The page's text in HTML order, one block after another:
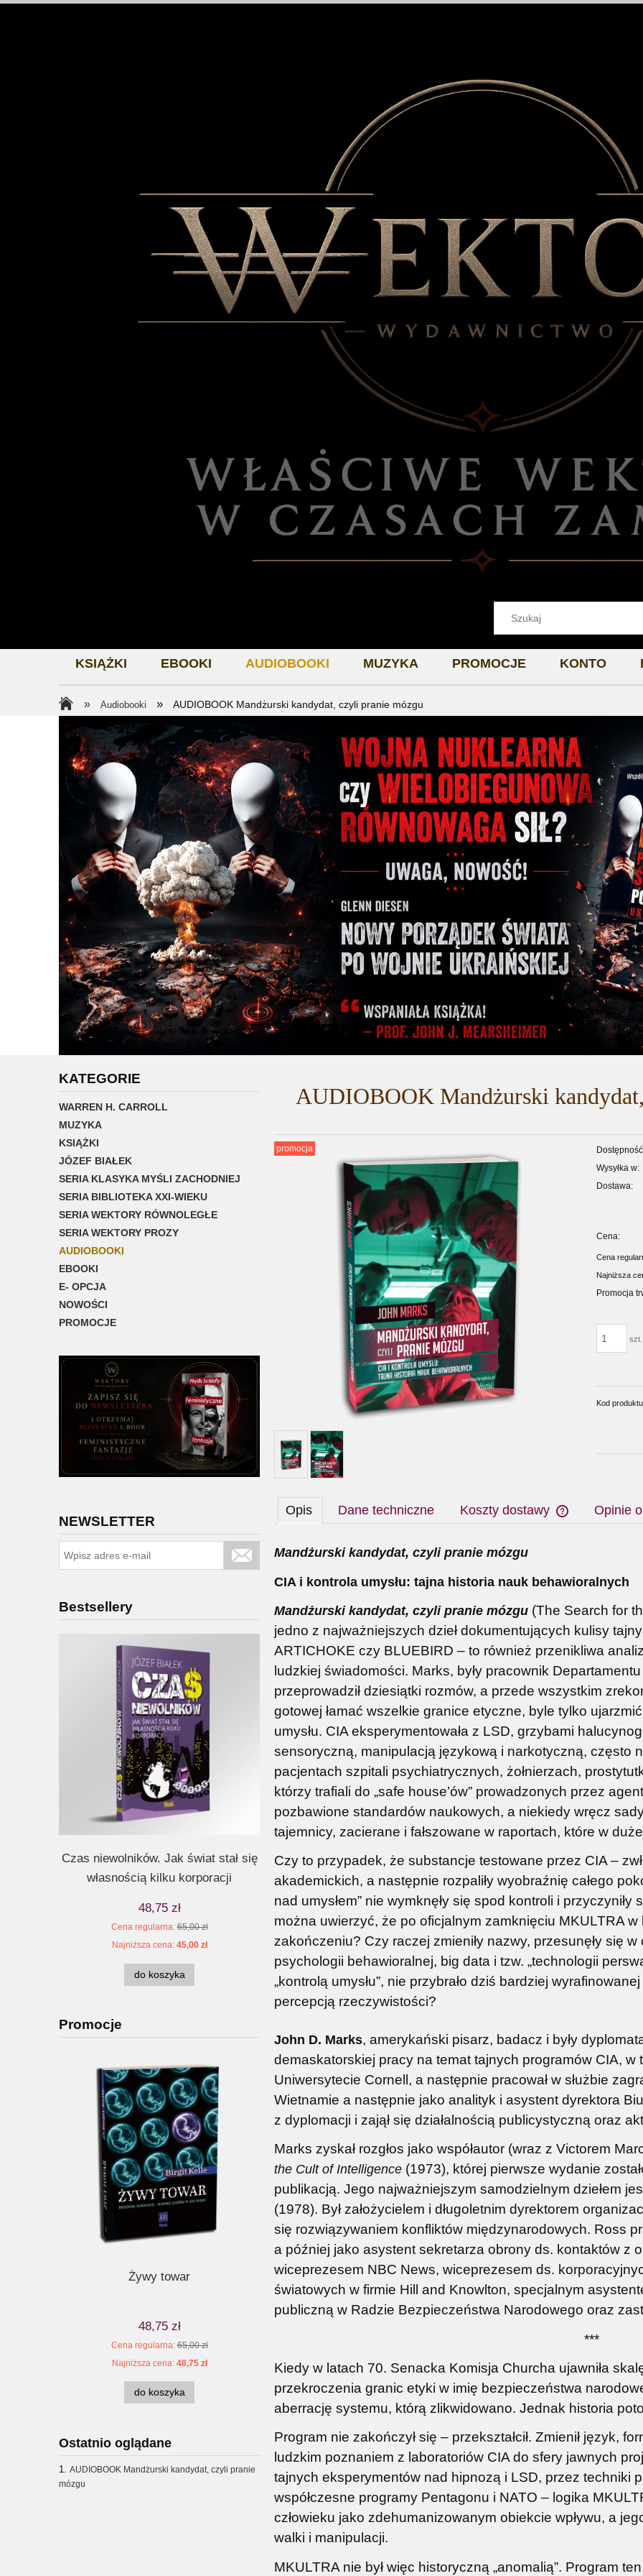
KSIĄŻKI EBOOKI AUDIOBOOKI MUZYKA PROMOCJE KONTO
» Audiobooki » AUDIOBOOK Mandżurski kandydat, czyli pranie mózgu
KATEGORIE
WARREN H. CARROLL
MUZYKA
KSIĄŻKI
JÓZEF BIAŁEK
SERIA KLASYKA MYŚLI ZACHODNIEJ
SERIA BIBLIOTEKA XXI-WIEKU
SERIA WEKTORY RÓWNOLEGŁE
SERIA WEKTORY PROZY
AUDIOBOOKI
EBOOKI
E- OPCJA
NOWOŚCI
PROMOCJE
NEWSLETTER
Bestsellery
Czas niewolników. Jak świat stał się
własnością kilku korporacji
48,75 zł
Cena regularna:65,00 zł
Najniższa cena: 45,00 zł
do koszyka
Czas sodomy. Czyli zamach na
cywilizację.
44,25 zł
Cena regularna: 59,00 zł
Najniższa cena:45,00 zł
do koszyka
Bękarci Judaizmu. Dzieje
gnostyckiej – KOMPLET 2
160,00 zł
Cena regularna: 190,00 zł
Najniższa cena:160,00 zł
do koszyka
Promocje
Żywy towar
48,75 zł
Cena regularna:65,00 zł
Najniższa cena: 48,75 zł
do koszyka
Śmierć Zachodu EBOOK
Najniższa cena:21,75 zł
do koszyka
Ostatnio oglądane
AUDIOBOOK Mandżurski kandydat, czyli pranie
mózgu
AUDIOBOOK Mandżurski
promocja
Wysyłka w:
Dostawa:
Cena:
Cena
Najniższa
Promocja
szt.
Kod
Opis Dane techniczne Koszty dostawy Opinie
Mandżurski kandydat, czyli pranie mózgu
CIA i kontrola umysłu: tajna historia nauk behawioralnych
Mandżurski kandydat, czyli pranie mózgu (The Search for
jedno z najważniejszych dzieł dokumentujących kulisy
ARTICHOKE czy BLUEBIRD – to również przenikliwa
ludzkiej świadomości. Marks, były pracownik
przeprowadził dziesiątki rozmów, a przede wszystkim
gotowej łamać wszelkie granice etyczne, byle tylko
umysłu. CIA eksperymentowała z LSD, grzybami
sensoryczną, manipulacją językową i narkotyczną, często
pacjentach szpitali psychiatrycznych, żołnierzach,
którzy trafiali do „safe house’ów” prowadzonych przez
pozbawione standardów naukowych, a niekiedy wręcz
tajemnicy, zacierane i fałszowane w raportach, które w
Czy to przypadek, że substancje testowane przez CIA –
akademickich, a następnie rozpaliły wyobraźnię całego
nad umysłem” nie wymknęły się spod kontroli i
można uwierzyć, że po oficjalnym zamknięciu MKULTRA
zakończeniu? Czy raczej zmieniły nazwy, przesunęły się
psychologii behawioralnej, big data i tzw. „technologii
„kontrolą umysłu”, nie przybrało dziś bardziej
percepcją rzeczywistości?
John D. Marks, amerykański pisarz, badacz i były
demaskatorskiej pracy na temat tajnych programów CIA, w
Uniwersytecie Cornell, a następnie pracował w służbie
Wietnamie a następnie jako analityk i asystent dyrektora
z dyplomacji i zajął się działalnością publicystyczną oraz
Marks zyskał rozgłos jako współautor (wraz z Victorem
the Cult of Intelligence (1973), której pierwsze wydanie
publikacją. Jego najważniejszym samodzielnym dziełem
(1978). Był założycielem i długoletnim dyrektorem
się rozwiązywaniem konfliktów międzynarodowych. Ross
a później jako asystent sekretarza obrony ds. kontaktów z
wiceprezesem NBC News, wiceprezesem ds.
światowych w firmie Hill and Knowlton, specjalnym
publiczną w Radzie Bezpieczeństwa Narodowego oraz
***
Kiedy w latach 70. Senacka Komisja Churcha ujawniła
przekroczenia granic etyki w imię bezpieczeństwa
aberrację systemu, którą zlikwidowano. Jednak historia
Program nie zakończył się – przekształcił. Zmienił język,
ludzkim poznaniem z laboratoriów CIA do sfery jawnych
tajnych eksperymentów nad hipnozą i LSD, przez techniki
współczesne programy Pentagonu i NATO – logika
człowieku jako zdehumanizowanym obiekcie wpływu, a
walki i manipulacji.
MKULTRA nie był więc historyczną „anomalią”. Program